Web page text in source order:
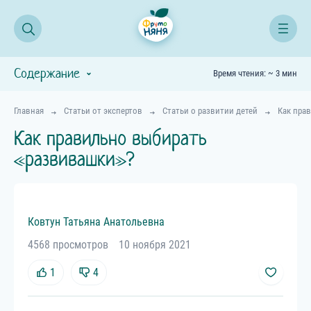
Главная Статьи от экспертов Статьи о развитии детей Как
Как правильно выбирать
«развивашки»?
Ковтун Татьяна Анатольевна
4568 просмотров
10 ноября 2021
1 4
Содержание Время чтения: ~ 3 мин